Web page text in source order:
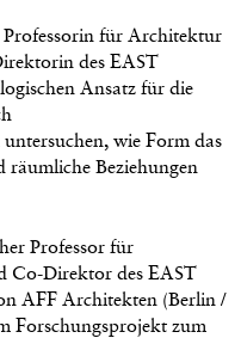
Professorin für Architektur
des EAST
Ansatz für die
wie Form das
räumliche Beziehungen
Professor für
Co-Direktor des EAST
AFF Architekten (Berlin /
Forschungsprojekt zum